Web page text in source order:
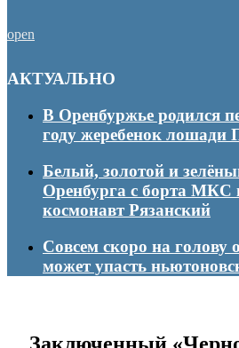
open
АКТУАЛЬНО
В Оренбуржье родился
году жеребенок лошади
Белый, золотой и
Оренбурга с борта МКС
космонавт Рязанский
Совсем скоро на голову
может упасть